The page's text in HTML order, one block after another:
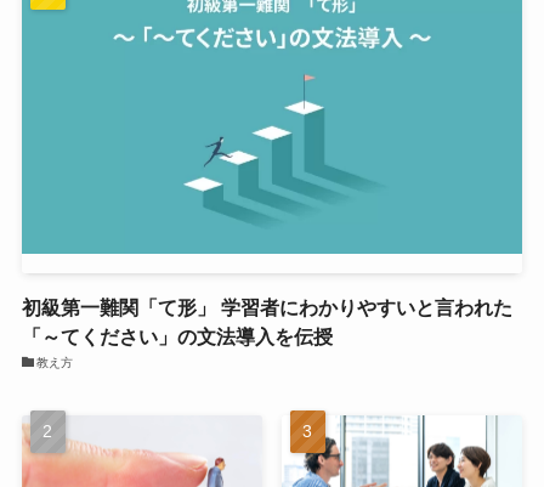
初級第一難関「て形」 学習者にわかりやすいと言われた
「～てください」の文法導入を伝授
教え方